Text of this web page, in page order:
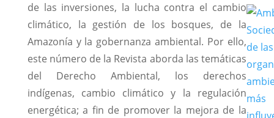
de las inversiones, la lucha contra el cambio
climático, la gestión de los bosques, de la
Amazonía y la gobernanza ambiental. Por ello,
este número de la Revista aborda las temáticas
del Derecho Ambiental, los derechos
indígenas, cambio climático y la regulación
energética; a fin de promover la mejora de la